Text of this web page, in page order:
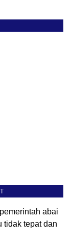
abai
tidak tepat dan